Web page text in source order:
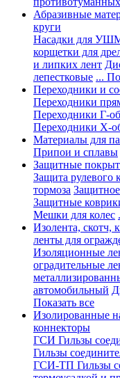
Абразивные
круги
Насадки для
корщетки для
и липких лент
лепестковые ...
Переходники и
Переходники
Переходники Г-
Переходники Х-
Материалы для
Припои и сплавы
Защитные
Защита рулевого
тормоза
Защитные
Мешки для колес
Изолента, скотч,
ленты для
Изоляционные
оградительные
автомобильный
Показать все
Изолированные
коннекторы
ГСИ Гильзы
Гильзы
ГСИ-ТП Гильзы